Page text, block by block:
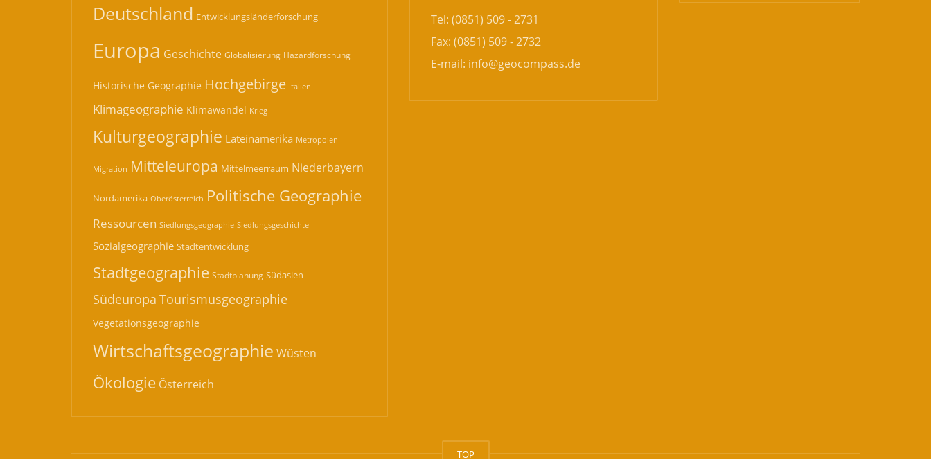
Deutschland Entwicklungsländerforschung
Europa Geschichte Globalisierung Hazardforschung
Historische Geographie Hochgebirge Italien
Klimageographie Klimawandel Krieg
Kulturgeographie Lateinamerika Metropolen
Migration Mitteleuropa Mittelmeerraum Niederbayern
Nordamerika Oberösterreich Politische Geographie
Ressourcen Siedlungsgeographie Siedlungsgeschichte
Sozialgeographie Stadtentwicklung
Stadtgeographie Stadtplanung Südasien
Südeuropa Tourismusgeographie
Vegetationsgeographie
Wirtschaftsgeographie Wüsten
Ökologie Österreich
Tel: (0851) 509 - 2731
Fax: (0851) 509 - 2732
E-mail: info@geocompass.de
TOP